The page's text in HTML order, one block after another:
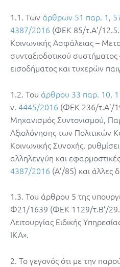
1.1. Των άρθρων 51 παρ. 1,
4387/2016 (ΦΕΚ 85/τ.Α’/
Κοινωνικής Ασφάλειας –
συνταξιοδοτικού
εισοδήματος και τυχερών
1.2. Του άρθρου 33 παρ. 10,
ν. 4445/2016 (ΦΕΚ 236/τ.Α’/
Μηχανισμός Συντονισμού,
Αξιολόγησης των Πολιτικών
Κοινωνικής Συνοχής,
αλληλεγγύη και
4387/2016 (Α’/85) και άλλες
1.3. Του άρθρου 5 της
Φ21/1639 (ΦΕΚ 1129/τ.Β’/
Λειτουργίας Ειδικής
ΙΚΑ».
2. Το γεγονός ότι με την